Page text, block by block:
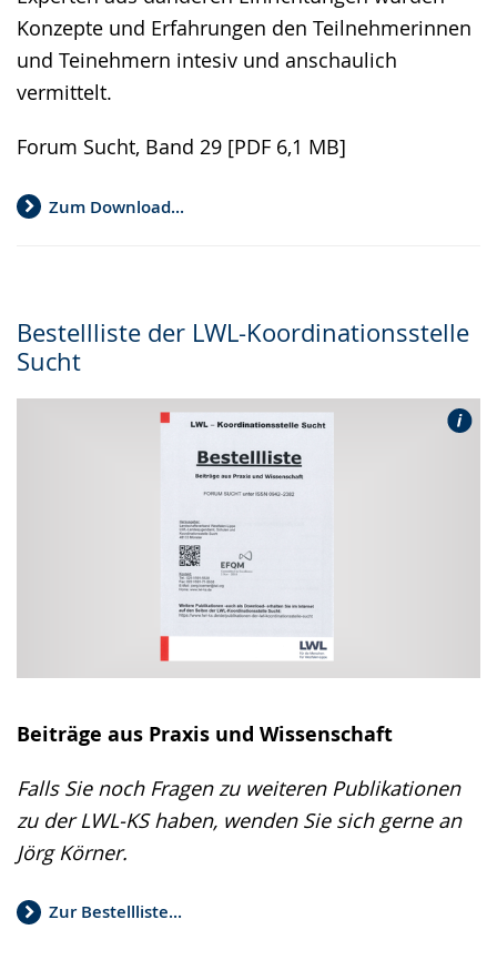
Konzepte und Erfahrungen den Teilnehmerinnen
und Teinehmern intesiv und anschaulich
vermittelt.
Forum Sucht, Band 29 [PDF 6,1 MB]
Zum Download...
Bestellliste der LWL-Koordinationsstelle
Sucht
Beiträge aus Praxis und Wissenschaft
Falls Sie noch Fragen zu weiteren Publikationen
zu der LWL-KS haben, wenden Sie sich gerne an
Jörg Körner.
Zur Bestellliste...